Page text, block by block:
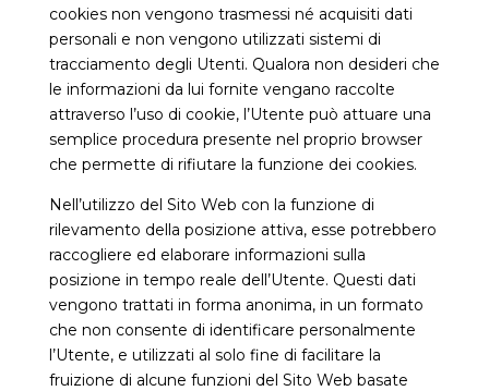
cookies non vengono trasmessi né acquisiti dati
personali e non vengono utilizzati sistemi di
tracciamento degli Utenti. Qualora non desideri che
le informazioni da lui fornite vengano raccolte
attraverso l’uso di cookie, l’Utente può attuare una
semplice procedura presente nel proprio browser
che permette di rifiutare la funzione dei cookies.
Nell’utilizzo del Sito Web con la funzione di
rilevamento della posizione attiva, esse potrebbero
raccogliere ed elaborare informazioni sulla
posizione in tempo reale dell’Utente. Questi dati
vengono trattati in forma anonima, in un formato
che non consente di identificare personalmente
l’Utente, e utilizzati al solo fine di facilitare la
fruizione di alcune funzioni del Sito Web basate